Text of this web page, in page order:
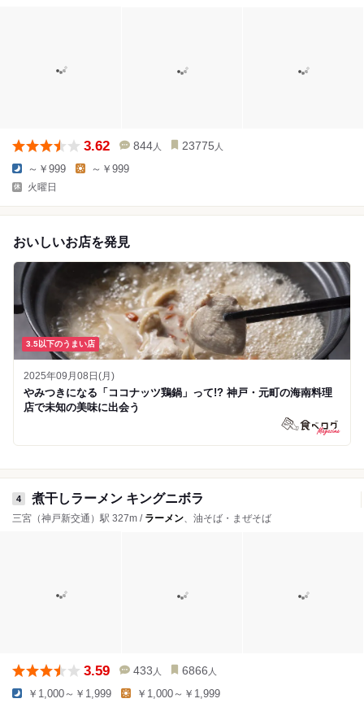
3.62 844 人 23775 人
～￥999 ～￥999
火曜日
おいしいお店を発見
3.5以下のうまい店
2025年09月08日(月)
やみつきになる「ココナッツ鶏鍋」って!? 神戸・元町の海南料理
店で未知の美味に出会う
4 煮干しラーメン キングニボラ
三宮（神戸新交通）駅 327m / ラーメン、油そば・まぜそば
3.59 433 人 6866 人
￥1,000～￥1,999 ￥1,000～￥1,999